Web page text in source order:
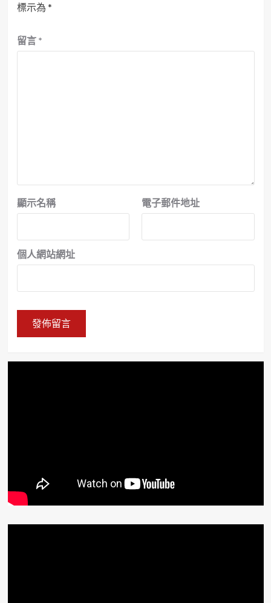
標示為 *
留言 *
顯示名稱 電子郵件地址
個人網站網址